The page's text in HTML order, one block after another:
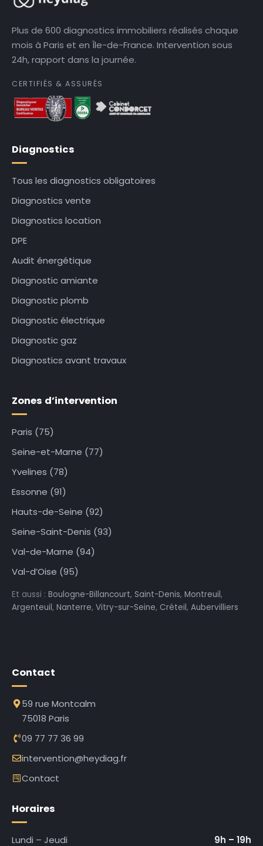
Plus de 600 diagnostics immobiliers réalisés chaque
mois à Paris et en Île-de-France. Intervention sous
24h, rapport dans la journée.
CERTIFIÉS & ASSURÉS
Diagnostics
Tous les diagnostics obligatoires
Diagnostics vente
Diagnostics location
DPE
Audit énergétique
Diagnostic amiante
Diagnostic plomb
Diagnostic électrique
Diagnostic gaz
Diagnostics avant travaux
Zones d’intervention
Paris (75)
Seine-et-Marne (77)
Yvelines (78)
Essonne (91)
Hauts-de-Seine (92)
Seine-Saint-Denis (93)
Val-de-Marne (94)
Val-d’Oise (95)
Et aussi : Boulogne-Billancourt, Saint-Denis, Montreuil,
Argenteuil, Nanterre, Vitry-sur-Seine, Créteil, Aubervilliers
Contact
59 rue Montcalm
75018 Paris
09 77 77 36 99
intervention@heydiag.fr
Contact
Horaires
Lundi – Jeudi 9h – 19h